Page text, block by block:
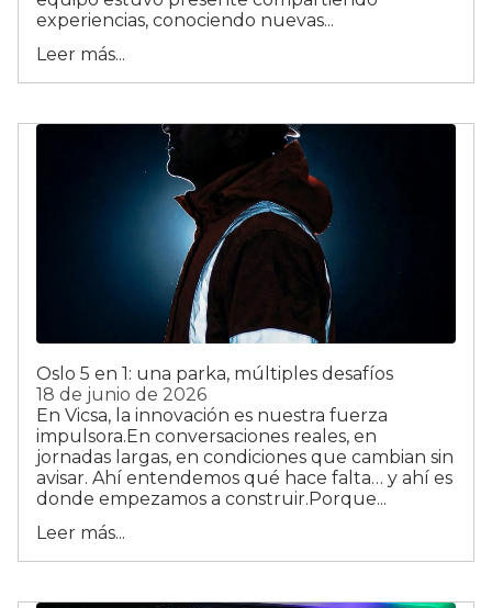
experiencias, conociendo nuevas...
Leer más...
Oslo 5 en 1: una parka, múltiples desafíos
18 de junio de 2026
En Vicsa, la innovación es nuestra fuerza
impulsora.En conversaciones reales, en
jornadas largas, en condiciones que cambian sin
avisar. Ahí entendemos qué hace falta… y ahí es
donde empezamos a construir.Porque...
Leer más...